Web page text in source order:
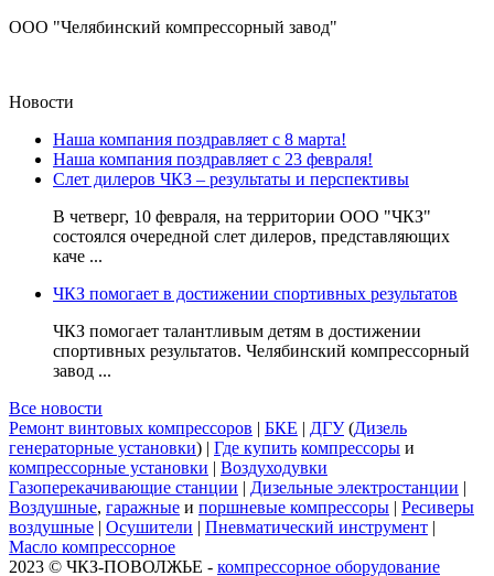
ООО "Челябинский компрессорный завод"
Новости
Наша компания поздравляет с 8 марта!
Наша компания поздравляет с 23 февраля!
Слет дилеров ЧКЗ – результаты и перспективы
В четверг, 10 февраля, на территории ООО "ЧКЗ"
состоялся очередной слет дилеров, представляющих
каче ...
ЧКЗ помогает в достижении спортивных результатов
ЧКЗ помогает талантливым детям в достижении
спортивных результатов. Челябинский компрессорный
завод ...
Все новости
Ремонт винтовых компрессоров | БКЕ | ДГУ(Дизель
генераторные установки) | Где купить компрессоры и
компрессорные установки | Воздуходувки
Газоперекачивающие станции | Дизельные электростанции |
Воздушные, гаражные и поршневые компрессоры | Ресиверы
воздушные | Осушители | Пневматический инструмент |
Масло компрессорное
2023 © ЧКЗ-ПОВОЛЖЬЕ - компрессорное оборудование